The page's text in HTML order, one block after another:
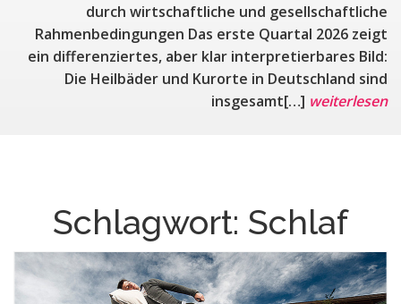
durch wirtschaftliche und gesellschaftliche
Rahmenbedingungen Das erste Quartal 2026 zeigt
ein differenziertes, aber klar interpretierbares Bild:
Die Heilbäder und Kurorte in Deutschland sind
insgesamt[…] weiterlesen
Schlagwort: Schlaf